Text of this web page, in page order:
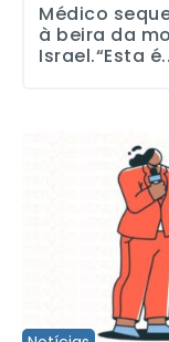
Médico
à beira da
Israel.“Esta
Sindicato estará